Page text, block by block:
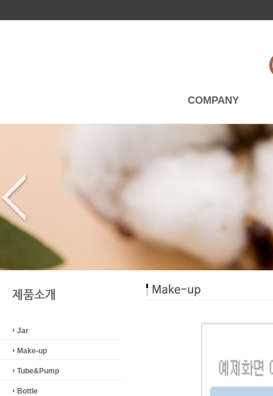
COMPANY
Jar
Make-up
Tube&Pump
Bottle